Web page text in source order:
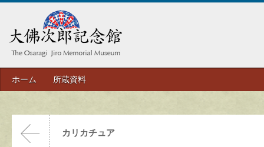
ホーム 所蔵資料
カリカチュア